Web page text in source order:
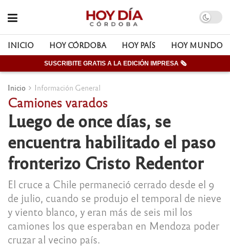
INICIO HOY CÓRDOBA HOY PAÍS HOY MUNDO
SUSCRIBITE GRATIS A LA EDICIÓN IMPRESA 🗞
Inicio Información General
Camiones varados
Luego de once días, se
encuentra habilitado el paso
fronterizo Cristo Redentor
El cruce a Chile permaneció cerrado desde el 9
de julio, cuando se produjo el temporal de nieve
y viento blanco, y eran más de seis mil los
camiones los que esperaban en Mendoza poder
cruzar al vecino país.